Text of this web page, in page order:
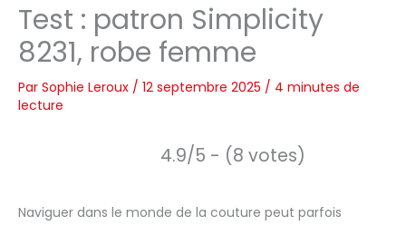
Test : patron Simplicity
8231, robe femme
Par Sophie Leroux / 12 septembre 2025 / 4 minutes de
lecture
4.9/5 - (8 votes)
Naviguer dans le monde de la couture peut parfois